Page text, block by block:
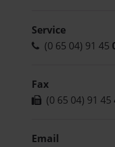
Service
(0 65 04) 91 45
Fax
(0 65 04) 91 45
Email